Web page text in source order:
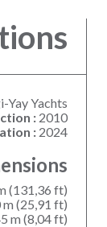
Yay Yachts
: 2010
: 2024
(131,36 ft)
m (25,91 ft)
m (8,04 ft)